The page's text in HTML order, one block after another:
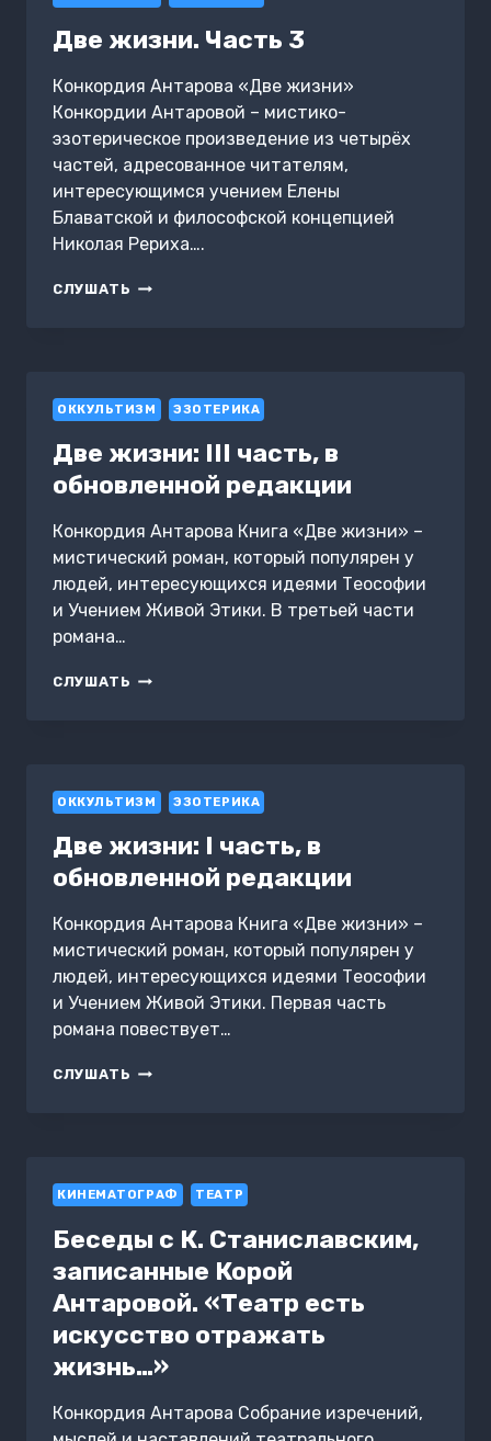
Две жизни. Часть 3
Конкордия Антарова «Две жизни»
Конкордии Антаровой – мистико-
эзотерическое произведение из четырёх
частей, адресованное читателям,
интересующимся учением Елены
Блаватской и философской концепцией
Николая Рериха….
СЛУШАТЬ ДВЕ
ОККУЛЬТИЗМ ЭЗОТЕРИКА
Две жизни: III часть, в
обновленной редакции
Конкордия Антарова Книга «Две жизни» –
мистический роман, который популярен у
людей, интересующихся идеями Теософии
и Учением Живой Этики. В третьей части
романа…
СЛУШАТЬ ДВЕ
РЕДАКЦИИ
ОККУЛЬТИЗМ ЭЗОТЕРИКА
Две жизни: I часть, в
обновленной редакции
Конкордия Антарова Книга «Две жизни» –
мистический роман, который популярен у
людей, интересующихся идеями Теософии
и Учением Живой Этики. Первая часть
романа повествует…
СЛУШАТЬ ДВЕ
РЕДАКЦИИ
КИНЕМАТОГРАФ ТЕАТР
Беседы с К. Станиславским,
записанные Корой
Антаровой. «Театр есть
искусство отражать
жизнь…»
Конкордия Антарова Собрание изречений,